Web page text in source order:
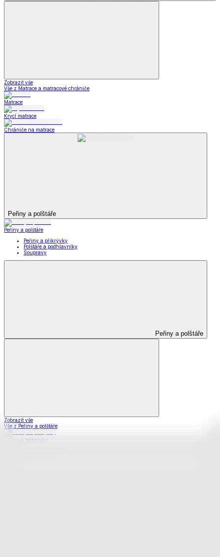
Zobrazit vše
Vše z Matrace a matracové chrániče
Matrace
Krycí matrace
Chrániče na matrace
Peřiny a polštáře
Peřiny a polštáře
Peřiny a přikrývky
Polštáře a podhlavníky
Soupravy
Peřiny a polštáře
Zobrazit vše
Vše z Peřiny a polštáře
Peřiny a přikrývky